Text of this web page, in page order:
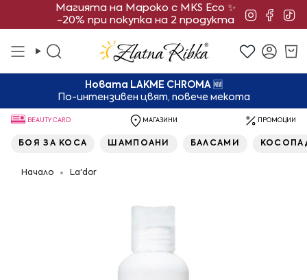
Преминете
Новата LAKME CHROMA 🆕
По-интензивен цвят, повече мекота
Магията на Мароко с MKS Eco ✨
-20% при покупка на 2 продукта
Търсене
BEAUTY CARD МАГАЗИНИ ПРОМОЦИИ
БОЯ ЗА КОСА ШАМПОАНИ БАЛСАМИ
Начало La'dor